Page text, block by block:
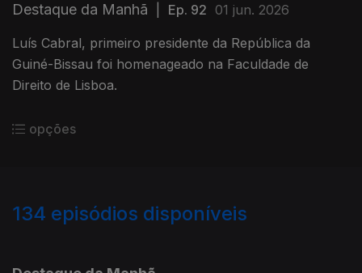
Destaque da Manhã Ep. 92 01 jun. 2026
Luís Cabral, primeiro presidente da República da
Guiné-Bissau foi homenageado na Faculdade de
Direito de Lisboa.
opções
134 episódios disponíveis